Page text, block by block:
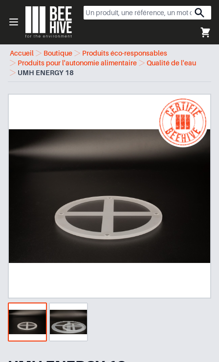
Open menu
Beehive
Accueil Boutique
Produits éco-responsables
Produits pour l'autonomie alimentaire
Qualité de l'eau
UMH ENERGY 18